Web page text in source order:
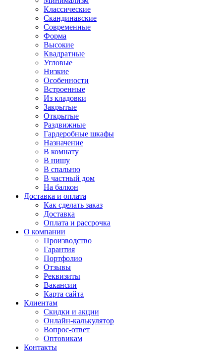
Классические
Скандинавские
Современные
Форма
Высокие
Квадратные
Угловые
Низкие
Особенности
Встроенные
Из кладовки
Закрытые
Открытые
Раздвижные
Гардеробные шкафы
Назначение
В комнату
В нишу
В спальню
В частный дом
На балкон
Доставка и оплата
Как сделать заказ
Доставка
Оплата и рассрочка
О компании
Производство
Гарантия
Портфолио
Отзывы
Реквизиты
Вакансии
Карта сайта
Клиентам
Скидки и акции
Онлайн-калькулятор
Вопрос-ответ
Оптовикам
Контакты